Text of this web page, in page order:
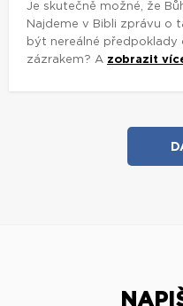
Je skutečně možné, že
Najdeme v Bibli zprávu o
být nereálné předpoklady
zázrakem? A zobrazit